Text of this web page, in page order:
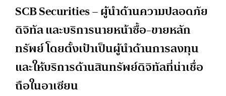
SCB Securities – ผู้นำด้านความปลอดภัย
ดิจิทัล และบริการนายหน้าซื้อ-ขายหลัก
ทรัพย์ โดยตั้งเป้าเป็นผู้นำด้านการลงทุน
และให้บริการด้านสินทรัพย์ดิจิทัลที่น่าเชื่อ
ถือในอาเซียน